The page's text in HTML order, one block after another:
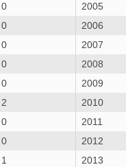
0
2005
0
2006
0
2007
0
2008
0
2009
2
2010
0
2011
0
2012
1
2013